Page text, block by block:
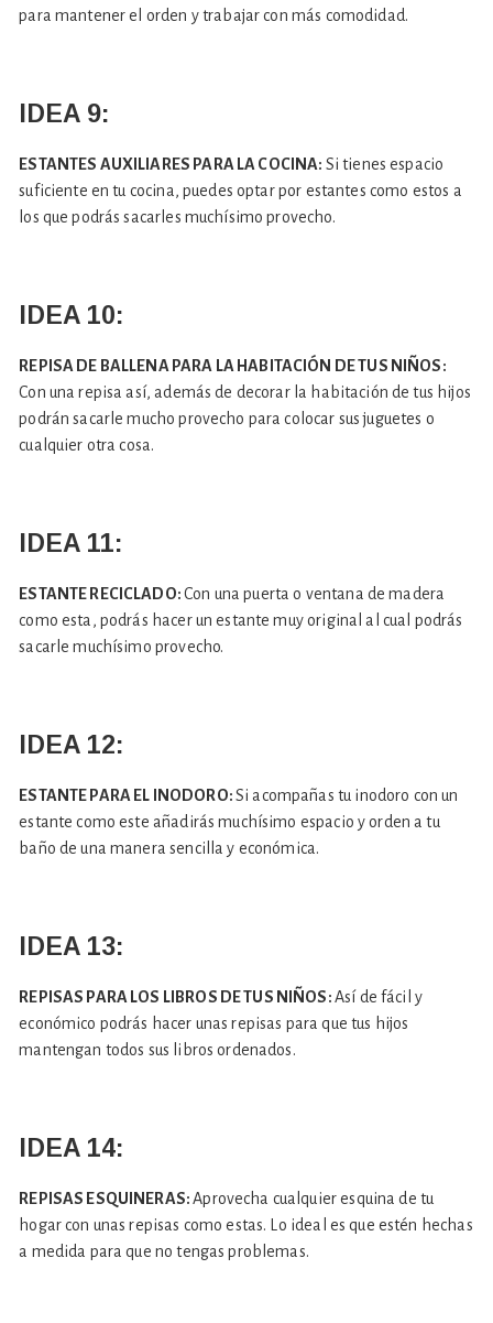
para mantener el orden y trabajar con más comodidad.
IDEA 9:
ESTANTES AUXILIARES PARA LA COCINA: Si tienes espacio
suficiente en tu cocina, puedes optar por estantes como estos a
los que podrás sacarles muchísimo provecho.
IDEA 10:
REPISA DE BALLENA PARA LA HABITACIÓN DE TUS NIÑOS:
Con una repisa así, además de decorar la habitación de tus hijos
podrán sacarle mucho provecho para colocar sus juguetes o
cualquier otra cosa.
IDEA 11:
ESTANTE RECICLADO:Con una puerta o ventana de madera
como esta, podrás hacer un estante muy original al cual podrás
sacarle muchísimo provecho.
IDEA 12:
ESTANTE PARA EL INODORO:Si acompañas tu inodoro con un
estante como este añadirás muchísimo espacio y orden a tu
baño de una manera sencilla y económica.
IDEA 13:
REPISAS PARA LOS LIBROS DE TUS NIÑOS:Así de fácil y
económico podrás hacer unas repisas para que tus hijos
mantengan todos sus libros ordenados.
IDEA 14:
REPISAS ESQUINERAS:Aprovecha cualquier esquina de tu
hogar con unas repisas como estas. Lo ideal es que estén hechas
a medida para que no tengas problemas.